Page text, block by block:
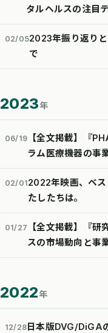
タルヘルスの注目
02/052023年振り返り
で
2023年
06/19
【全文掲載】『
ラム医療機器の事
02/012022年映画、ベ
たしたちは。
01/27
【全文掲載】『
スの市場動向と事
2022年
12/28日本版DVG/DiGA